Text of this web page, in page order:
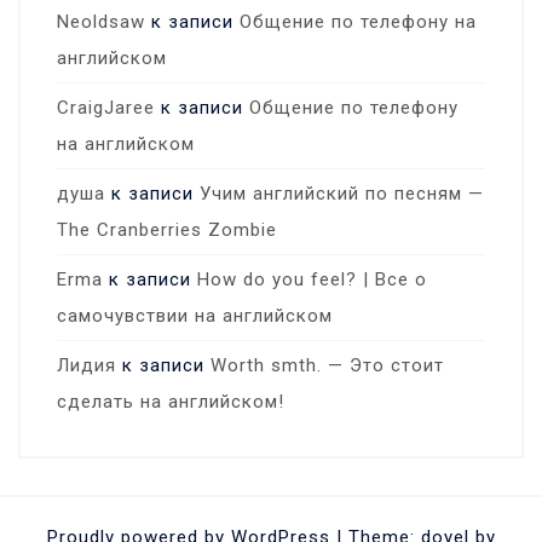
Neoldsaw к записи Общение по телефону на
английском
CraigJaree к записи Общение по телефону
на английском
душа к записи Учим английский по песням —
The Cranberries Zombie
Erma к записи How do you feel? | Все о
самочувствии на английском
Лидия к записи Worth smth. — Это стоит
сделать на английском!
Proudly powered by WordPress | Theme: doyel by